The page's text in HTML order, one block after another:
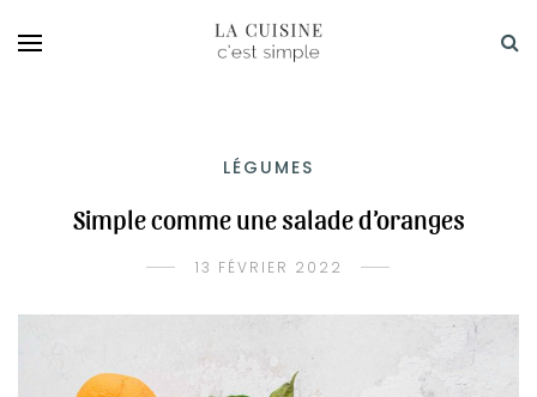
LÉGUMES
Simple comme une salade d’oranges
13 FÉVRIER 2022